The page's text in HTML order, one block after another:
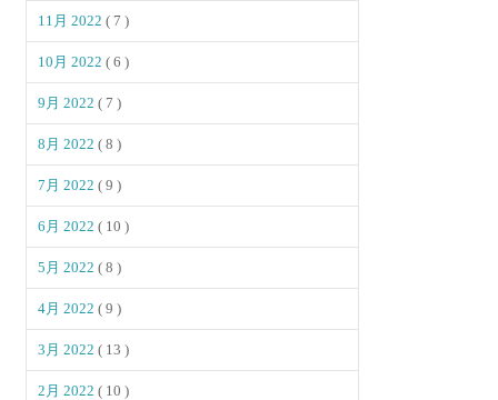
11月 2022( 7 )
10月 2022( 6 )
9月 2022( 7 )
8月 2022( 8 )
7月 2022( 9 )
6月 2022( 10 )
5月 2022( 8 )
4月 2022( 9 )
3月 2022( 13 )
2月 2022( 10 )